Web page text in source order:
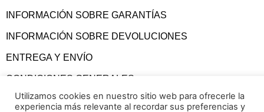
INFORMACIÓN SOBRE GARANTÍAS
INFORMACIÓN SOBRE DEVOLUCIONES
ENTREGA Y ENVÍO
CONDICIONES GENERALES
Utilizamos cookies en nuestro sitio web para ofrecerle la
experiencia más relevante al recordar sus preferencias y